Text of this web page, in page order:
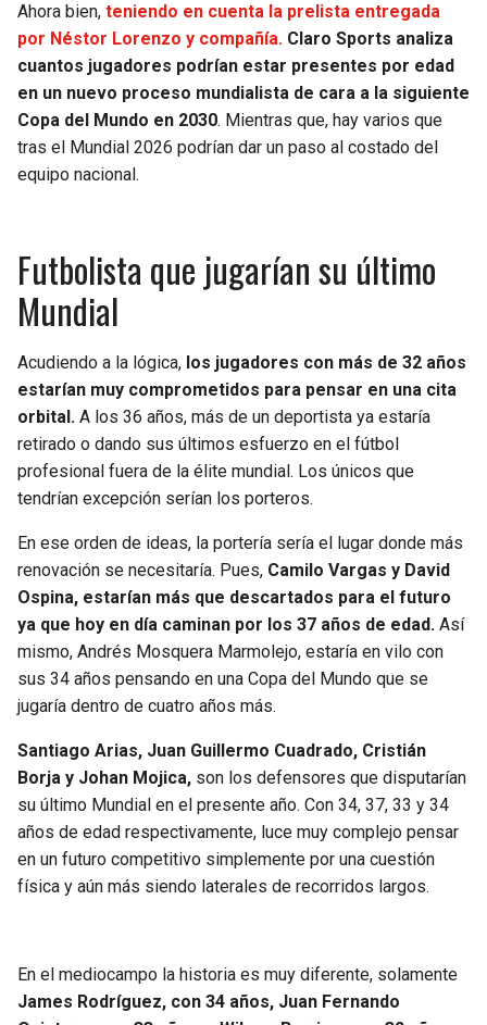
BUCCANEERS
Ahora bien, teniendo en cuenta la prelista entregada
por Néstor Lorenzo y compañía. Claro Sports analiza
cuantos jugadores podrían estar presentes por edad
en un nuevo proceso mundialista de cara a la siguiente
Copa del Mundo en 2030. Mientras que, hay varios que
tras el Mundial 2026 podrían dar un paso al costado del
equipo nacional.
Futbolista que jugarían su último
Mundial
Acudiendo a la lógica, los jugadores con más de 32 años
estarían muy comprometidos para pensar en una cita
orbital. A los 36 años, más de un deportista ya estaría
retirado o dando sus últimos esfuerzo en el fútbol
profesional fuera de la élite mundial. Los únicos que
tendrían excepción serían los porteros.
En ese orden de ideas, la portería sería el lugar donde más
renovación se necesitaría. Pues, Camilo Vargas y David
Ospina, estarían más que descartados para el futuro
ya que hoy en día caminan por los 37 años de edad. Así
mismo, Andrés Mosquera Marmolejo, estaría en vilo con
sus 34 años pensando en una Copa del Mundo que se
jugaría dentro de cuatro años más.
Santiago Arias, Juan Guillermo Cuadrado, Cristián
Borja y Johan Mojica, son los defensores que disputarían
su último Mundial en el presente año. Con 34, 37, 33 y 34
años de edad respectivamente, luce muy complejo pensar
en un futuro competitivo simplemente por una cuestión
física y aún más siendo laterales de recorridos largos.
En el mediocampo la historia es muy diferente, solamente
James Rodríguez, con 34 años, Juan Fernando